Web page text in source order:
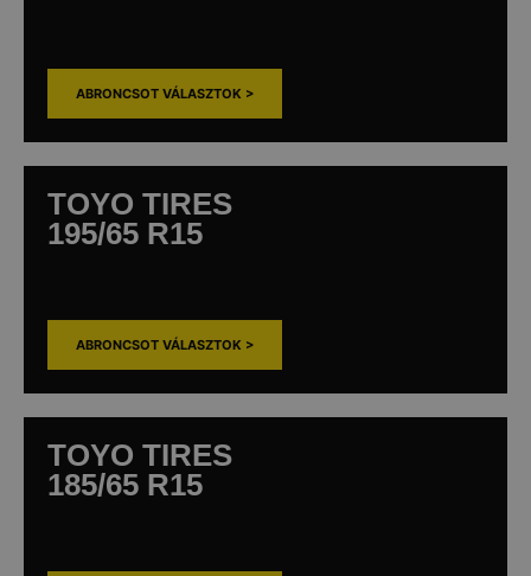
ABRONCSOT VÁLASZTOK >
TOYO TIRES
195/65 R15
ABRONCSOT VÁLASZTOK >
TOYO TIRES
185/65 R15